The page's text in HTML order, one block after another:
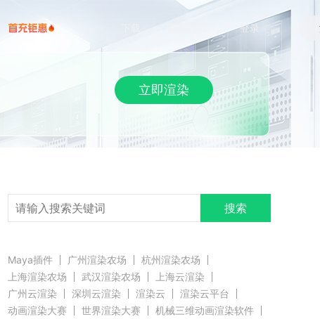
登录
立即渲染
搜索
Maya插件 广州渲染农场
杭州渲染农场
上海渲染农场
武汉渲染农场
上海云渲染
广州云渲染
深圳云渲染 渲染云
渲染云平台
动画渲染大赛
世界渲染大赛
机械三维动画渲染软件